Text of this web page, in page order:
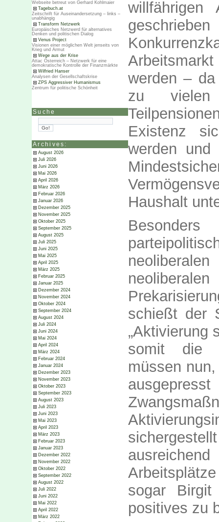
Webseite betreut von Gerhard Kohlmaier
Tagebuch.at
Zeitschrift für Auseinandersetzung – links –
unabhängig
Transform Netzwerk
Europäisches Netzwerd für alternatives
Denken und politischen Dialog
Venus Project
Visionen einer möglichen Welt jenseits von
Krieg und Armut
Wege aus der Krise
Attac Österreich – Netzwerk für eine
demokratische Kontrolle der Finanzmärkte
Wilfried Hanser
Analysen der Gesellschaftskrise
ZPS Aggressiver Humanismus
Zentrum für politische Schönheit
Suche
Archives:
August 2026
Juli 2026
Juni 2026
Mai 2026
April 2026
März 2026
Februar 2026
Januar 2026
Dezember 2025
November 2025
Oktober 2025
September 2025
August 2025
Juli 2025
Juni 2025
Mai 2025
April 2025
März 2025
Februar 2025
Januar 2025
Dezember 2024
November 2024
Oktober 2024
September 2024
August 2024
Juli 2024
Juni 2024
Mai 2024
April 2024
März 2024
Februar 2024
Januar 2024
Dezember 2023
November 2023
Oktober 2023
September 2023
August 2023
Juli 2023
Juni 2023
Mai 2023
April 2023
März 2023
Februar 2023
Januar 2023
Dezember 2022
November 2022
Oktober 2022
September 2022
August 2022
Juli 2022
Juni 2022
Mai 2022
April 2022
März 2022
willfährigen
werden –
zu vielen
Existenz
werden und
Haushalt
schießt der
„Aktivierung
somit die
müssen
sogar
positives zu